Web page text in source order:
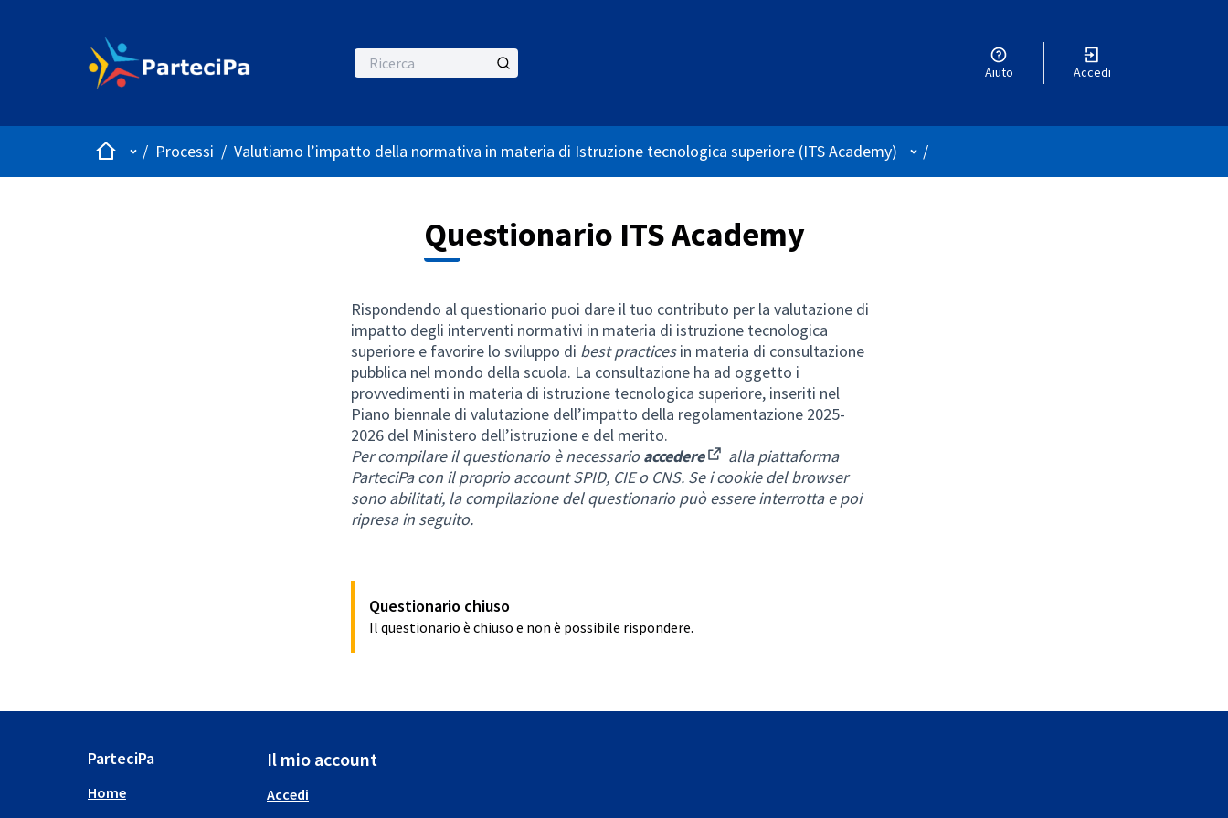
Aiuto Accedi
HomeMenù principale
/ Processi / Valutiamo l’impatto della normativa in materia di Istruzione tecnologica superiore (ITS Academy) Menù utente
/
Questionario ITS Academy
Rispondendo al questionario puoi dare il tuo contributo per la valutazione di
impatto degli interventi normativi in materia di istruzione tecnologica
superiore e favorire lo sviluppo di best practicesin materia di consultazione
pubblica nel mondo della scuola. La consultazione ha ad oggetto i
provvedimenti in materia di istruzione tecnologica superiore, inseriti nel
Piano biennale di valutazione dell’impatto della regolamentazione 2025-
2026 del Ministero dell’istruzione e del merito.
Per compilare il questionario è necessarioaccedere
(Apre in una nuova scheda)
alla piattaforma
ParteciPa con il proprio account SPID, CIE o CNS. Se i cookie del browser
sono abilitati, la compilazione del questionario può essere interrotta e poi
ripresa in seguito.
Questionario chiuso
Il questionario è chiuso e non è possibile rispondere.
ParteciPa
Home
Il mio account
Accedi